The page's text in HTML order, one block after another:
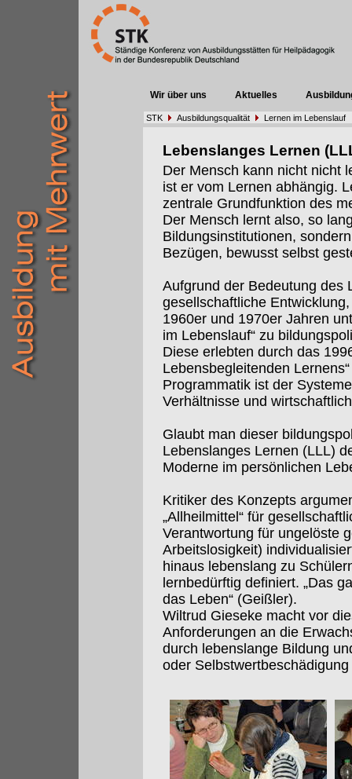
Wir über uns Aktuelles
STK Ausbildungsqualität Lernen im Lebenslauf
Lebenslanges Lernen
Der Mensch kann nicht nicht
ist er vom Lernen abhängig.
zentrale Grundfunktion des
Der Mensch lernt also, so
Bildungsinstitutionen,
Bezügen, bewusst selbst
Aufgrund der Bedeutung des
gesellschaftliche
1960er und 1970er Jahren
im Lebenslauf“ zu
Diese erlebten durch das
Lebensbegleitenden
Programmatik ist der
Verhältnisse und
Glaubt man dieser
Lebenslanges Lernen (LLL)
Moderne im persönlichen
Kritiker des Konzepts
„Allheilmittel“ für
Verantwortung für ungelöste
Arbeitslosigkeit)
hinaus lebenslang zu
lernbedürftig definiert. „Das
das Leben“ (Geißler).
Wiltrud Gieseke macht vor
Anforderungen an die
durch lebenslange Bildung
oder